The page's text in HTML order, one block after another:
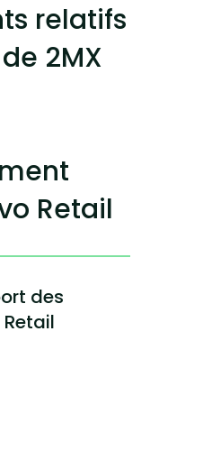
relatifs
2MX
Retail
des